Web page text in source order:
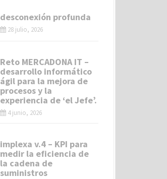
desconexión profunda
28 julio, 2026
Reto MERCADONA IT –
desarrollo informático
ágil para la mejora de
procesos y la
experiencia de ‘el Jefe’.
4 junio, 2026
implexa v.4 – KPI para
medir la eficiencia de
la cadena de
suministros